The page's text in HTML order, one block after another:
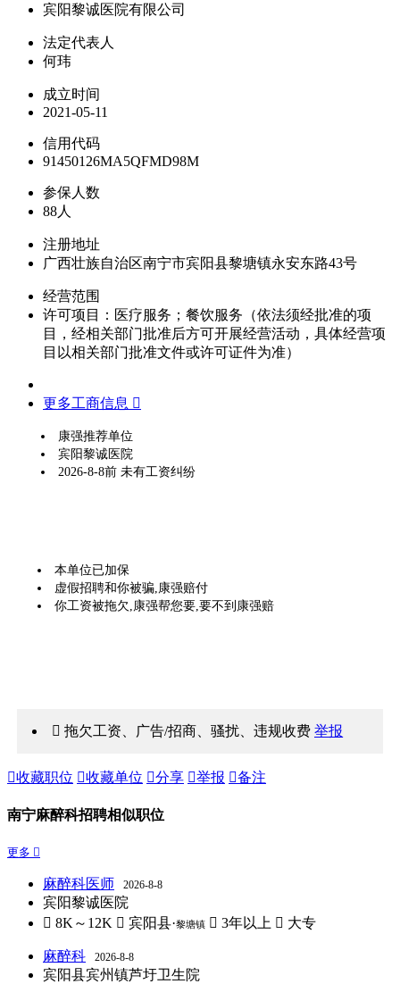
宾阳黎诚医院有限公司
法定代表人
何玮
成立时间
2021-05-11
信用代码
91450126MA5QFMD98M
参保人数
88人
注册地址
广西壮族自治区南宁市宾阳县黎塘镇永安东路43号
经营范围
许可项目：医疗服务；餐饮服务（依法须经批准的项
目，经相关部门批准后方可开展经营活动，具体经营项
目以相关部门批准文件或许可证件为准）
更多工商信息 
康强推荐单位
宾阳黎诚医院
2026-8-8前 未有工资纠纷
本单位已加保
虚假招聘和你被骗,康强赔付
你工资被拖欠,康强帮您要,要不到康强赔
 拖欠工资、广告/招商、骚扰、违规收费举报
收藏职位 收藏单位 分享 举报 备注
南宁麻醉科招聘相似职位
更多 
麻醉科医师 2026-8-8
宾阳黎诚医院
 8K～12K  宾阳县·黎塘镇  3年以上  大专
麻醉科 2026-8-8
宾阳县宾州镇芦圩卫生院